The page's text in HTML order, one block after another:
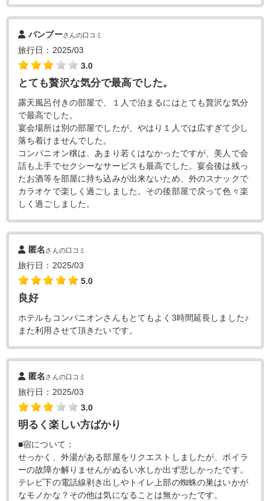
バンブーさんの口コミ
旅行日：2025/03
3.0
とても贅沢な気分で最高でした。
露天風呂付きの部屋で、１人で泊まるにはとても贅沢な気分
で最高でした。
宴会場所は別の部屋でしたが、やはり１人では広すぎて少し
落ち着けませんでした。
コンパニオン穣は、あまり若くはなかったですが、美人で会
話も上手でセクシーなサービスも最高でした。宴会後は残っ
たお酒等を部屋に持ち込みが出来ないため、外のスナックで
カラオケで楽しく過ごしました。その後部屋で戻って色々楽
しく過ごしました。
匿名さんの口コミ
旅行日：2025/03
5.0
良好
ホテルもコンパニオンさんもとてもよく3時間延長しました♪
また利用させて頂きたいです。
匿名さんの口コミ
旅行日：2025/03
3.0
明るく楽しい方ばかり
■宿について：
せっかく、外湯がある部屋をリクエストしましたが、ボイラ
ーの故障か解りませんがぬるい水しか出ず悲しかったです。
テレビ下の電話線剥き出しやトイレ上部の蜘蛛の巣はいかが
なモノかな？その他は気になることは無かったです。